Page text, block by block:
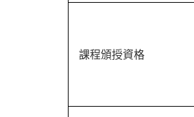
課程頒授資格